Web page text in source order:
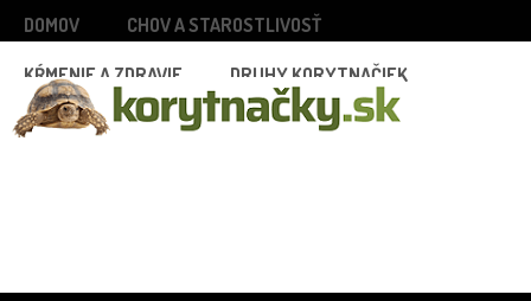
DOMOV CHOV A STAROSTLIVOSŤ
KŔMENIE A ZDRAVIE DRUHY KORYTNAČIEK
INŠPIRÁCIE A ZAUJÍMAVOSTI